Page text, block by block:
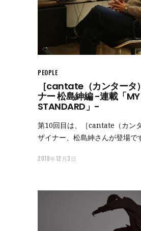
PEOPLE
［cantate（カンタータ
ナー 松島紳編 -連載「MY
STANDARD」-
第10回目は、［cantate（カン
ザイナー、松島紳さんが登場で
2018年12月3日